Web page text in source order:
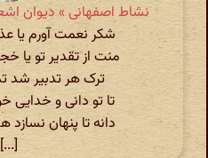
نشاط اصفهانی » دیوان
شکر نعمت آورم یا
منت از تقدیر تو یا
ترک هر تدبیر شد
تا تو دانی و
دانه تا پنهان
[...]